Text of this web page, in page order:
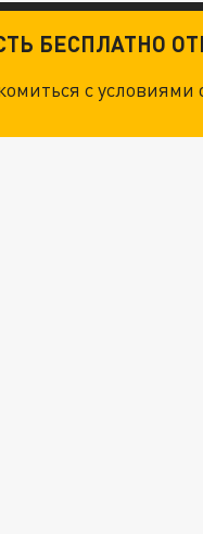
БЕСПЛАТНО
с